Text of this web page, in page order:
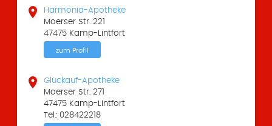

Harmonia-Apotheke
Moerser Str. 221
47475 Kamp-Lintfort
zum Profil

Glückauf-Apotheke
Moerser Str. 271
47475 Kamp-Lintfort
Tel.: 028422218